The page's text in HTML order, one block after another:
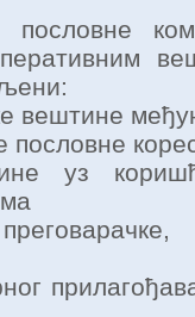
пословне
вештине
уз